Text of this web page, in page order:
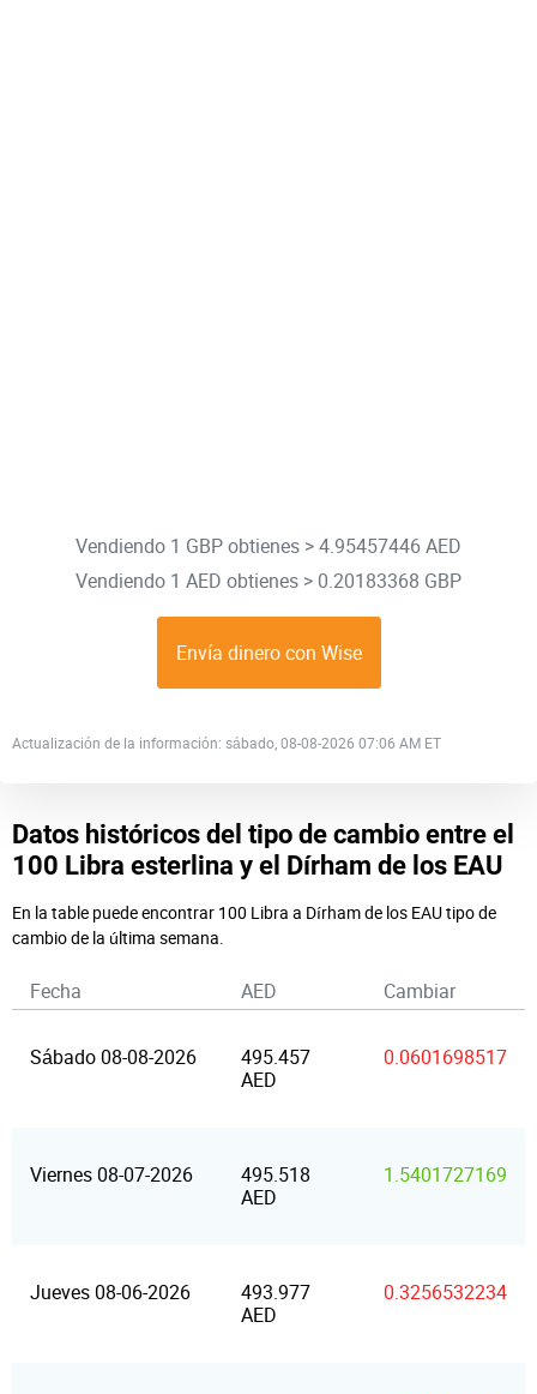
Vendiendo 1 GBP obtienes > 4.95457446 AED
Vendiendo 1 AED obtienes > 0.20183368 GBP
Envía dinero con Wise
Actualización de la información: sábado, 08-08-2026 07:06 AM ET
Datos históricos del tipo de cambio entre el
100 Libra esterlina y el Dírham de los EAU
En la table puede encontrar 100 Libra a Dírham de los EAU tipo de
cambio de la última semana.
Fecha AED Cambiar
Sábado 08-08-2026
495.457
AED
0.0601698517
Viernes 08-07-2026
495.518
AED
1.5401727169
Jueves 08-06-2026
493.977
AED
0.3256532234